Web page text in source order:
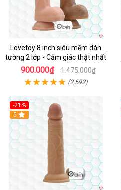
Lovetoy 8 inch siêu mềm dán
tường 2 lớp - Cảm giác thật nhất
900.000₫ 1.475.000₫
(2,592)
-21%
Hot
5